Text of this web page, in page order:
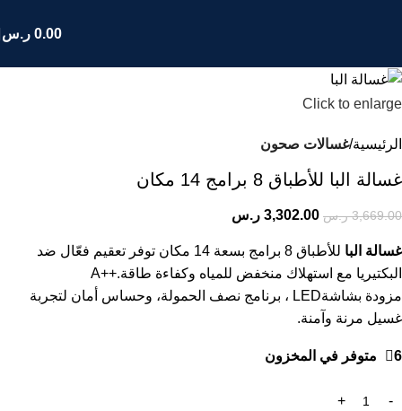
0.00 ر.س
Click to enlarge
الرئيسية غسالات صحون
غسالة البا للأطباق 8 برامج 14 مكان
3,669.00 ر.س 3,302.00 ر.س
غسالة البا
للأطباق 8 برامج بسعة 14 مكان توفر تعقيم فعّال ضد
البكتيريا مع استهلاك منخفض للمياه وكفاءة طاقةA++.
مزودة بشاشةLED ، برنامج نصف الحمولة، وحساس أمان لتجربة
غسيل مرنة وآمنة.
6 متوفر في المخزون